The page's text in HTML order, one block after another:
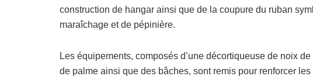
construction de hangar ainsi que de la coupure du ruban
maraîchage et de pépinière.
Les équipements, composés d’une décortiqueuse de noix
de palme ainsi que des bâches, sont remis pour renforcer